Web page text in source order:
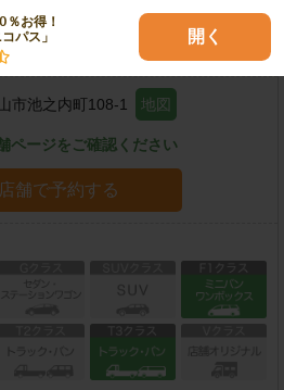
％お得！
パス」
開く
之内店
市池之内町108-1 地図
ページをご確認ください
舗で予約する